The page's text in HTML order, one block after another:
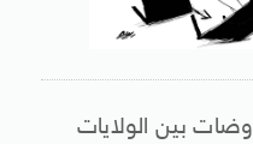
بين الولايات